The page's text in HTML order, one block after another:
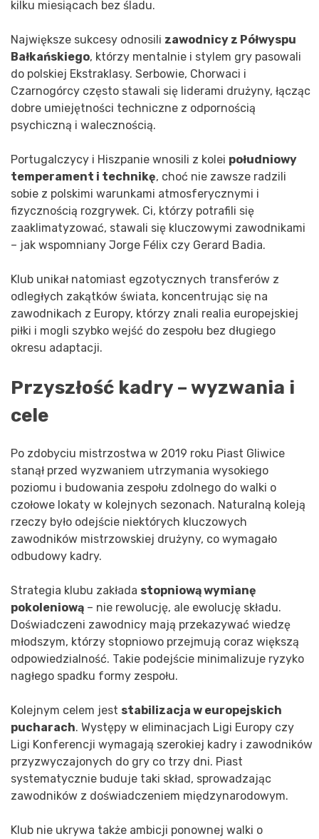
kilku miesiącach bez śladu.
Największe sukcesy odnosili zawodnicy z Półwyspu
Bałkańskiego, którzy mentalnie i stylem gry pasowali
do polskiej Ekstraklasy. Serbowie, Chorwaci i
Czarnogórcy często stawali się liderami drużyny, łącząc
dobre umiejętności techniczne z odpornością
psychiczną i walecznością.
Portugalczycy i Hiszpanie wnosili z kolei południowy
temperament i technikę, choć nie zawsze radzili
sobie z polskimi warunkami atmosferycznymi i
fizycznością rozgrywek. Ci, którzy potrafili się
zaaklimatyzować, stawali się kluczowymi zawodnikami
– jak wspomniany Jorge Félix czy Gerard Badia.
Klub unikał natomiast egzotycznych transferów z
odległych zakątków świata, koncentrując się na
zawodnikach z Europy, którzy znali realia europejskiej
piłki i mogli szybko wejść do zespołu bez długiego
okresu adaptacji.
Przyszłość kadry – wyzwania i
cele
Po zdobyciu mistrzostwa w 2019 roku Piast Gliwice
stanął przed wyzwaniem utrzymania wysokiego
poziomu i budowania zespołu zdolnego do walki o
czołowe lokaty w kolejnych sezonach. Naturalną koleją
rzeczy było odejście niektórych kluczowych
zawodników mistrzowskiej drużyny, co wymagało
odbudowy kadry.
Strategia klubu zakłada stopniową wymianę
pokoleniową – nie rewolucję, ale ewolucję składu.
Doświadczeni zawodnicy mają przekazywać wiedzę
młodszym, którzy stopniowo przejmują coraz większą
odpowiedzialność. Takie podejście minimalizuje ryzyko
nagłego spadku formy zespołu.
Kolejnym celem jest stabilizacja w europejskich
pucharach. Występy w eliminacjach Ligi Europy czy
Ligi Konferencji wymagają szerokiej kadry i zawodników
przyzwyczajonych do gry co trzy dni. Piast
systematycznie buduje taki skład, sprowadzając
zawodników z doświadczeniem międzynarodowym.
Klub nie ukrywa także ambicji ponownej walki o